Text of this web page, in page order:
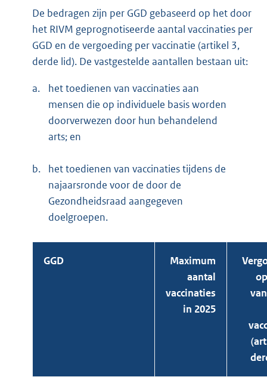
De bedragen zijn per GGD gebaseerd op het door
het RIVM geprognotiseerde aantal vaccinaties per
GGD en de vergoeding per vaccinatie (artikel 3,
derde lid). De vastgestelde aantallen bestaan uit:
a.
het toedienen van vaccinaties aan
mensen die op individuele basis worden
doorverwezen door hun behandelend
arts; en
b.
het toedienen van vaccinaties tijdens de
najaarsronde voor de door de
Gezondheidsraad aangegeven
doelgroepen.
GGD
Maximum
aantal
vaccinaties
in 2025